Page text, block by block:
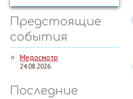
Предстоящие
события
Медосмотр
24.08.2026
Последние